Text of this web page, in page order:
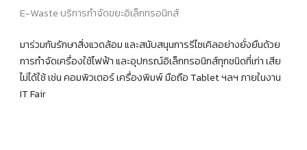
E-Waste บริการกำจัดขยะอิเล็กทรอนิกส์
มาร่วมกันรักษาสิ่งแวดล้อม และสนับสนุนการรีไซเคิลอย่างยั่งยืนด้วย
การกำจัดเครื่องใช้ไฟฟ้า และอุปกรณ์อิเล็กทรอนิกส์ทุกชนิดที่เก่า เสีย
ไม่ได้ใช้ เช่น คอมพิวเตอร์ เครื่องพิมพ์ มือถือ Tablet ฯลฯ ภายในงาน
IT Fair